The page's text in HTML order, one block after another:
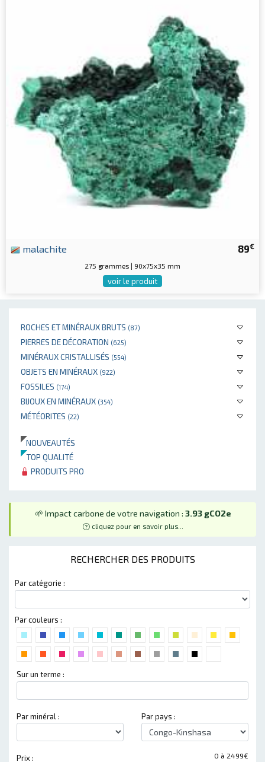
ROCHES ET MINÉRAUX BRUTS (87)
PIERRES DE DÉCORATION (625)
MINÉRAUX CRISTALLISÉS (554)
OBJETS EN MINÉRAUX (922)
FOSSILES (174)
BIJOUX EN MINÉRAUX (354)
MÉTÉORITES (22)
NOUVEAUTÉS
TOP QUALITÉ
PRODUITS PRO
🌱 Impact carbone de votre navigation : 3.93 gCO2e
cliquez pour en savoir plus...
RECHERCHER DES PRODUITS
Par catégorie :
Par couleurs :
Sur un terme :
Par minéral : Par pays :
0 à 2499€
Prix :
89€
malachite
275 grammes | 90x75x35 mm
voir le produit